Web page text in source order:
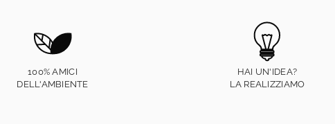
100% AMICI
DELL'AMBIENTE
HAI UN'IDEA?
LA REALIZZIAMO